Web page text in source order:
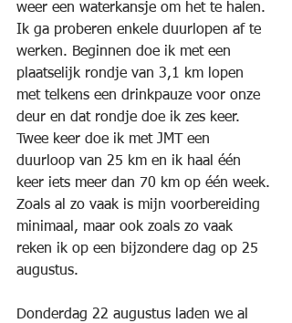
weer een waterkansje om het te halen.
Ik ga proberen enkele duurlopen af te
werken. Beginnen doe ik met een
plaatselijk rondje van 3,1 km lopen
met telkens een drinkpauze voor onze
deur en dat rondje doe ik zes keer.
Twee keer doe ik met JMT een
duurloop van 25 km en ik haal één
keer iets meer dan 70 km op één week.
Zoals al zo vaak is mijn voorbereiding
minimaal, maar ook zoals zo vaak
reken ik op een bijzondere dag op 25
augustus.
Donderdag 22 augustus laden we al